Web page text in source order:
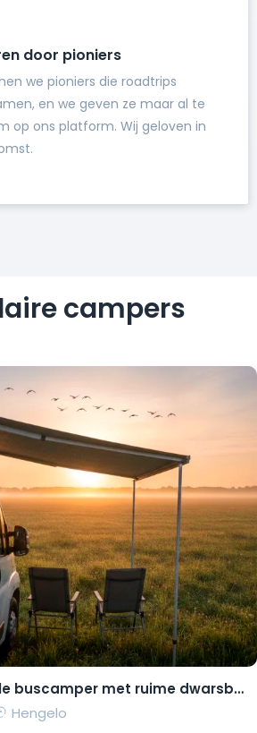
door pioniers
we pioniers die roadtrips
en we geven ze maar al te
op ons platform. Wij geloven in
campers
Jouw comfortabele buscamper met ruime dwarsbedden en natural look(s)!
Hengelo